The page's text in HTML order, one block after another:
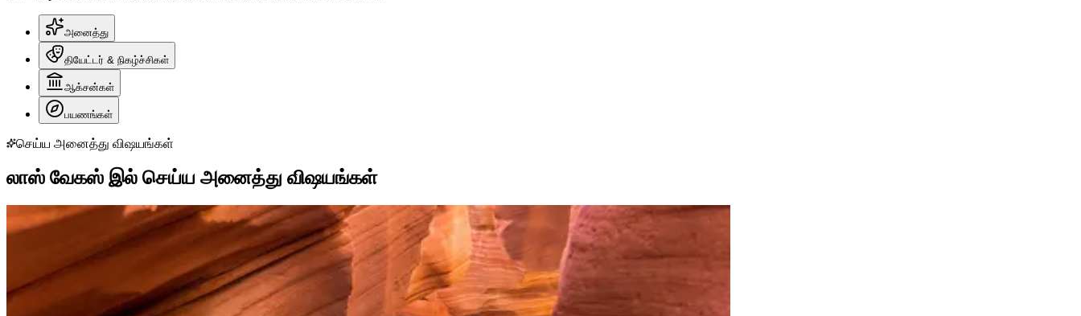
அனைத்து
தியேட்டர் & நிகழ்ச்சிகள்
ஆக்சன்கள்
பயணங்கள்
செய்ய அனைத்து விஷயங்கள்
லாஸ் வேகஸ் இல் செய்ய அனைத்து விஷயங்கள்